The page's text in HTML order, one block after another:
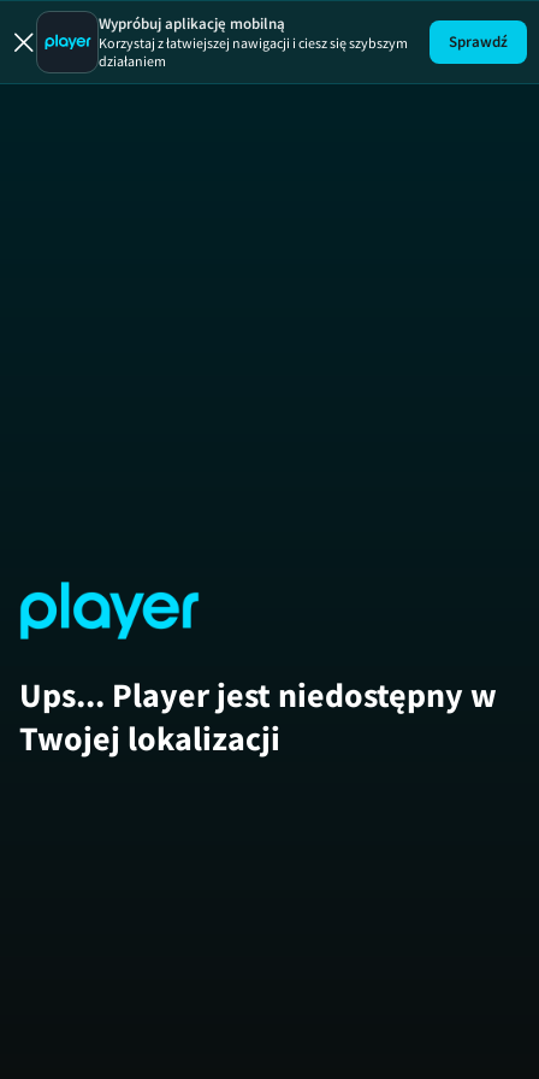
19 + ODCINEK 195
19 +
Wypróbuj aplikację mobilną
Korzystaj z łatwiejszej nawigacji i ciesz się szybszym
działaniem
Sprawdź
Ups... Player jest niedostępny w
Twojej lokalizacji